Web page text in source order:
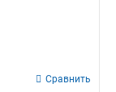
Сравнить